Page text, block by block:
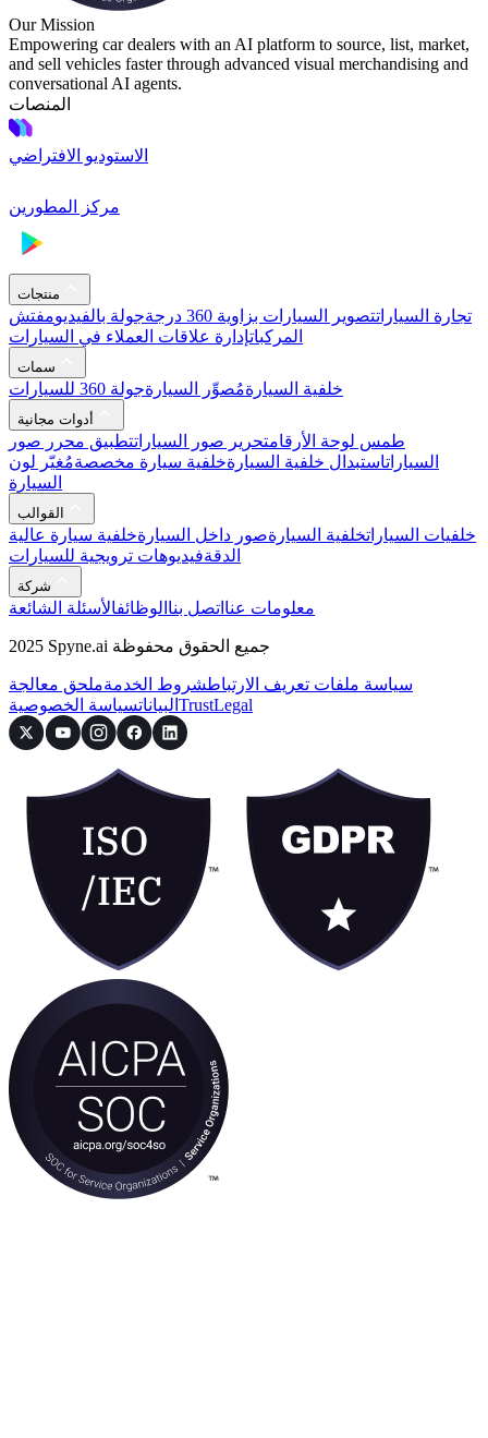
Our Mission
Empowering car dealers with an AI platform to source, list, market,
and sell vehicles faster through advanced visual merchandising and
conversational AI agents.
المنصات
الاستوديو الافتراضي
مركز المطورين
منتجات
تجارة السياراتتصوير السيارات بزاوية 360 درجة جولة بالفيديومفتش
المركباتإدارة علاقات العملاء في السيارات
سمات
خلفية السيارةمُصوِّر السيارةجولة 360 للسيارات
أدوات مجانية
طمس لوحة الأرقامتحرير صور السياراتتطبيق محرر صور
السياراتاستبدال خلفية السيارةخلفية سيارة مخصصةمُغيّر لون
السيارة
القوالب
خلفيات السياراتخلفية السيارةصور داخل السيارةخلفية سيارة عالية
الدقةفيديوهات ترويجية للسيارات
شركة
معلومات عنا اتصل بنا الوظائفالأسئلة الشائعة
2025 Spyne.ai جميع الحقوق محفوظة
سياسة ملفات تعريف الارتباطشروط الخدمةملحق معالجة
البياناتسياسة الخصوصية TrustLegal